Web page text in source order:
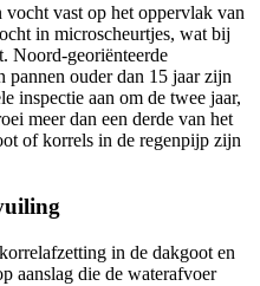
vocht vast op het oppervlak van
in microscheurtjes, wat bij
Noord-georiënteerde
pannen ouder dan 15 jaar zijn
inspectie aan om de twee jaar,
meer dan een derde van het
of korrels in de regenpijp zijn
in de dakgoot en
aanslag die de waterafvoer